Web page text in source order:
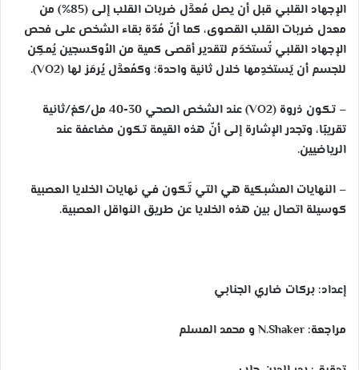
الإجهاد القلبي قبل أن يصل مُعدَّل ضربات القلب إلى (85%) من
معدل ضربات القلب القصوى، كما أنّ مُدّة بقاء الشخص على فحص
الإجهاد القلبي تُستخدَم لتقدير أقصى كمية من الأوكسجين يُمكِن
للجسم أن يَستخدِمها خلال ثانية واحدة؛ وكمُعدَّل يُرمَز لها (VO2
).
– تكون ذروة (VO2) عند الشخص الصحي 30-40 مل/كغ/ثانية
تقريبًا، وتجدر الإشارة إلى أنّ هذه القيمة تكون مضاعفة عند
الرياضيين.
– النهايات المشبكية هي التي تَكون في نهايات الخلايا العصبية
كوسيلة اتصال بين هذه الخلايا عن طريق النواقل العصبية.
إعداد: بركات ضاري الجنابي
مراجعة: N.Shaker و محمد المسلم